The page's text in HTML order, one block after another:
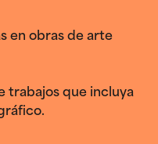
en obras de arte
trabajos que incluya